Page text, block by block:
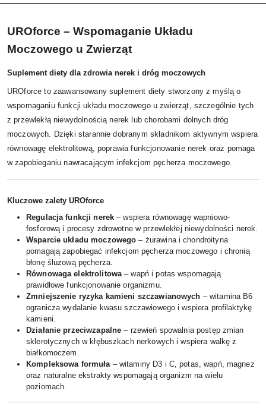
UROforce – Wspomaganie Układu
Moczowego u Zwierząt
Suplement diety dla zdrowia nerek i dróg moczowych
UROforce to zaawansowany suplement diety stworzony z myślą o
wspomaganiu funkcji układu moczowego u zwierząt, szczególnie tych
z przewlekłą niewydolnością nerek lub chorobami dolnych dróg
moczowych. Dzięki starannie dobranym składnikom aktywnym wspiera
równowagę elektrolitową, poprawia funkcjonowanie nerek oraz pomaga
w zapobieganiu nawracającym infekcjom pęcherza moczowego.
Kluczowe zalety UROforce
Regulacja funkcji nerek – wspiera równowagę wapniowo-
fosforową i procesy zdrowotne w przewlekłej niewydolności nerek.
Wsparcie układu moczowego – żurawina i chondroityna
pomagają zapobiegać infekcjom pęcherza moczowego i chronią
błonę śluzową pęcherza.
Równowaga elektrolitowa – wapń i potas wspomagają
prawidłowe funkcjonowanie organizmu.
Zmniejszenie ryzyka kamieni szczawianowych – witamina B6
ogranicza wydalanie kwasu szczawiowego i wspiera profilaktykę
kamieni.
Działanie przeciwzapalne – rzewień spowalnia postęp zmian
sklerotycznych w kłębuszkach nerkowych i wspiera walkę z
białkomoczem.
Kompleksowa formuła – witaminy D3 i C, potas, wapń, magnez
oraz naturalne ekstrakty wspomagają organizm na wielu
poziomach.